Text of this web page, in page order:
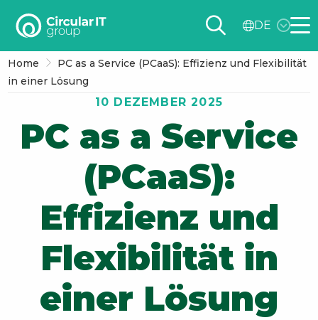
Circular
group
–
DE
Home
PC as a Service (PCaaS): Effizienz und Flexibilität
in einer Lösung
10 DEZEMBER 2025
PC as a Service
(PCaaS):
Effizienz und
Flexibilität in
einer Lösung